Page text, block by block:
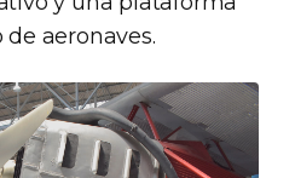
aeronaves.